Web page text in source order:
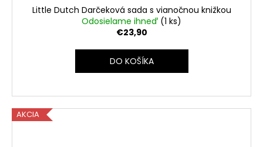
Little Dutch Darčeková sada s vianočnou knižkou
Odosielame ihneď (1 ks)
€23,90
DO KOŠÍKA
AKCIA